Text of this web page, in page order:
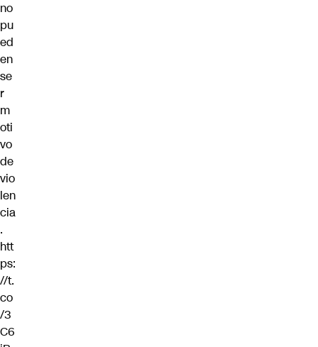
no
pu
ed
en
se
r
m
oti
vo
de
vio
len
cia
.
htt
ps:
//t.
co
/3
C6